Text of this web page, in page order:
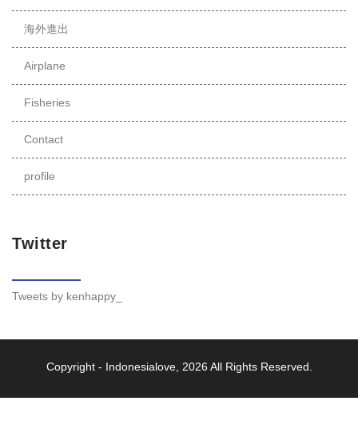
海外進出
Airplane
Fisheries
Contact
profile
Twitter
Tweets by kenhappy_
Copyright - Indonesialove, 2026 All Rights Reserved.